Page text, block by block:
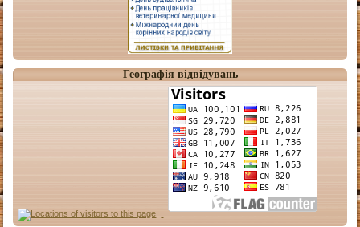
Географія відвідувань